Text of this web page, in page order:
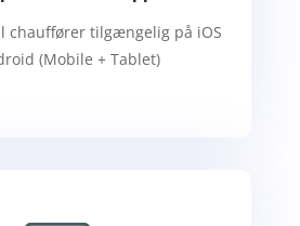
chauffører tilgængelig på iOS
(Mobile + Tablet)